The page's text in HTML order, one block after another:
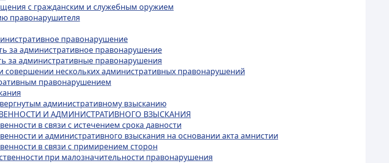
с гражданским и служебным оружием
правонарушителя
правонарушение
за административное правонарушение
за административные правонарушения
нескольких административных правонарушений
правонарушением
административному взысканию
И АДМИНИСТРАТИВНОГО ВЗЫСКАНИЯ
в связи с истечением срока давности
и административного взыскания на основании акта амнистии
в связи с примирением сторон
при малозначительности правонарушения